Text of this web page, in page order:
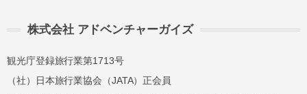
株式会社 アドベンチャーガイズ
観光庁登録旅行業第1713号
（社）日本旅行業協会（JATA）正会員